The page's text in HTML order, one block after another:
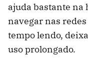
ajuda bastante na
navegar nas
tempo lendo,
uso prolongado.